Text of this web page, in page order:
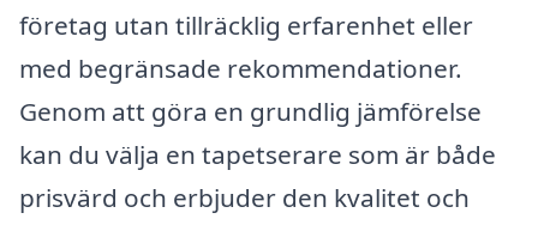
företag utan tillräcklig erfarenhet eller
med begränsade rekommendationer.
Genom att göra en grundlig jämförelse
kan du välja en tapetserare som är både
prisvärd och erbjuder den kvalitet och